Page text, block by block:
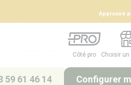
Approuvé
Côté pro
Côté pro
Choisir un
Choisir
59 61 46 14 Configurer